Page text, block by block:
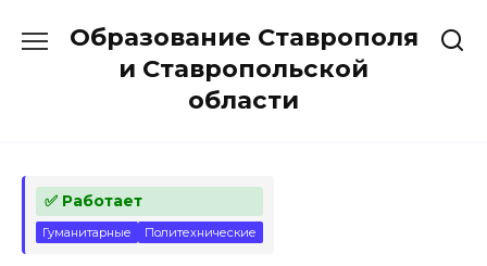
Образование Ставрополя
и Ставропольской
области
✅ Работает
Гуманитарные Политехнические